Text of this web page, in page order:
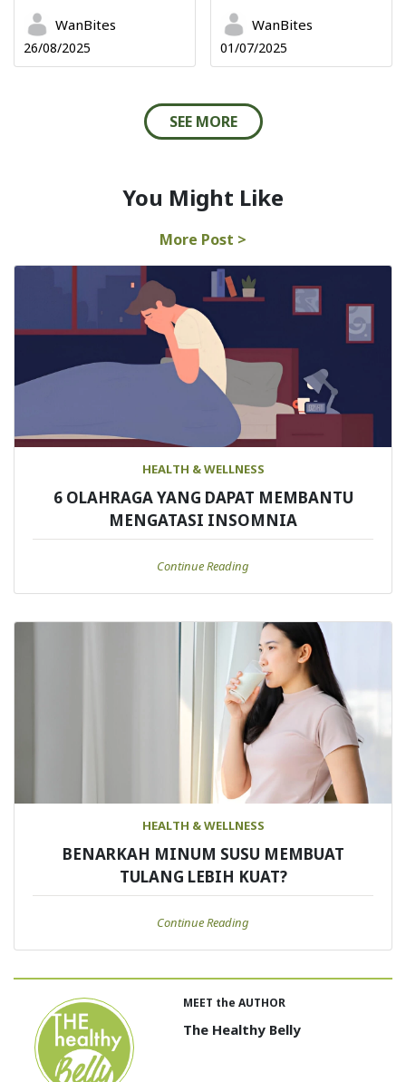
WanBites
26/08/2025
WanBites
01/07/2025
SEE MORE
You Might Like
More Post >
HEALTH & WELLNESS
6 OLAHRAGA YANG DAPAT MEMBANTU
MENGATASI INSOMNIA
Continue Reading
HEALTH & WELLNESS
BENARKAH MINUM SUSU MEMBUAT
TULANG LEBIH KUAT?
Continue Reading
MEET the AUTHOR
The Healthy Belly